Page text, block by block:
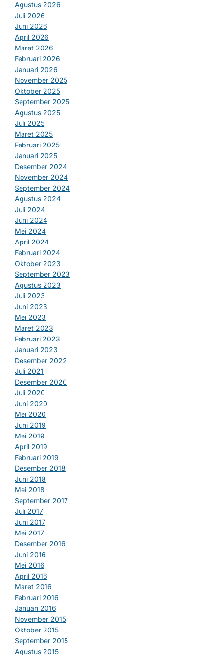
Agustus 2026
Juli 2026
Juni 2026
April 2026
Maret 2026
Februari 2026
Januari 2026
November 2025
Oktober 2025
September 2025
Agustus 2025
Juli 2025
Maret 2025
Februari 2025
Januari 2025
Desember 2024
November 2024
September 2024
Agustus 2024
Juli 2024
Juni 2024
Mei 2024
April 2024
Februari 2024
Oktober 2023
September 2023
Agustus 2023
Juli 2023
Juni 2023
Mei 2023
Maret 2023
Februari 2023
Januari 2023
Desember 2022
Juli 2021
Desember 2020
Juli 2020
Juni 2020
Mei 2020
Juni 2019
Mei 2019
April 2019
Februari 2019
Desember 2018
Juni 2018
Mei 2018
September 2017
Juli 2017
Juni 2017
Mei 2017
Desember 2016
Juni 2016
Mei 2016
April 2016
Maret 2016
Februari 2016
Januari 2016
November 2015
Oktober 2015
September 2015
Agustus 2015